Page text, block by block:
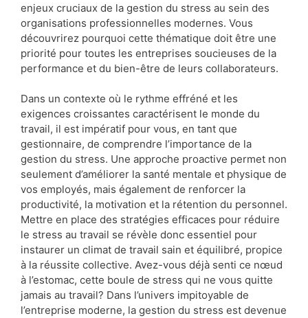
enjeux cruciaux de la gestion du stress au sein des
organisations professionnelles modernes. Vous
découvrirez pourquoi cette thématique doit être une
priorité pour toutes les entreprises soucieuses de la
performance et du bien-être de leurs collaborateurs.
Dans un contexte où le rythme effréné et les
exigences croissantes caractérisent le monde du
travail, il est impératif pour vous, en tant que
gestionnaire, de comprendre l’importance de la
gestion du stress. Une approche proactive permet non
seulement d’améliorer la santé mentale et physique de
vos employés, mais également de renforcer la
productivité, la motivation et la rétention du personnel.
Mettre en place des stratégies efficaces pour réduire
le stress au travail se révèle donc essentiel pour
instaurer un climat de travail sain et équilibré, propice
à la réussite collective. Avez-vous déjà senti ce nœud
à l’estomac, cette boule de stress qui ne vous quitte
jamais au travail? Dans l’univers impitoyable de
l’entreprise moderne, la gestion du stress est devenue